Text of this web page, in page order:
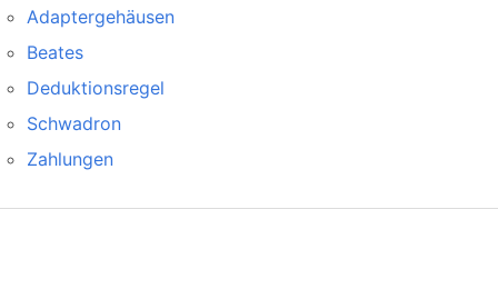
Adaptergehäusen
Beates
Deduktionsregel
Schwadron
Zahlungen